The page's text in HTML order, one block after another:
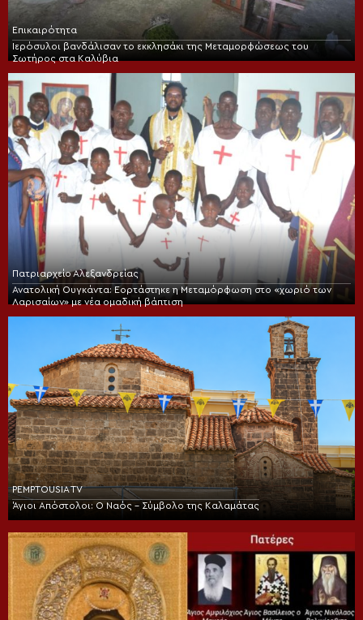
Επικαιρότητα
Ιερόσυλοι βανδάλισαν το εκκλησάκι της Μεταμορφώσεως του
Σωτήρος στα Καλύβια
Πατριαρχείο Αλεξανδρείας
Ανατολική Ουγκάντα: Εορτάστηκε η Μεταμόρφωση στο «χωριό των
Λαρισαίων» με νέα ομαδική βάπτιση
PEMPTOUSIA TV
Άγιοι Απόστολοι: Ο Ναός – Σύμβολο της Καλαμάτας